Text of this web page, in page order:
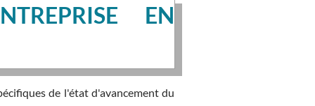
EN
de l'état d'avancement du